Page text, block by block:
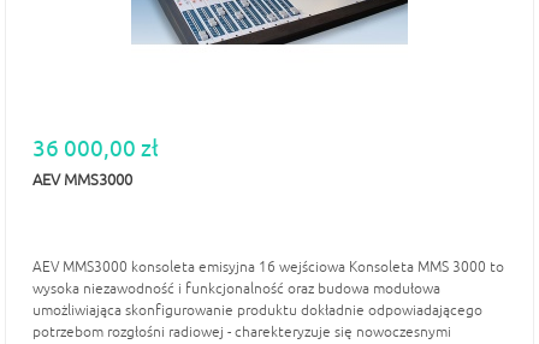
36 000,00 zł
AEV MMS3000
AEV MMS3000 konsoleta emisyjna 16 wejściowa Konsoleta MMS 3000 to
wysoka niezawodność i funkcjonalność oraz budowa modułowa
umożliwiająca skonfigurowanie produktu dokładnie odpowiadającego
potrzebom rozgłośni radiowej - charekteryzuje się nowoczesnymi